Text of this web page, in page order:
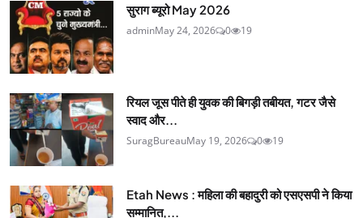
सुराग ब्यूरो May 2026
adminMay 24, 2026 0 19
रियल जूस पीते ही युवक की बिगड़ी तबीयत, गटर जैसे
स्वाद और...
SuragBureauMay 19, 2026 0 19
Etah News : महिला की बहादुरी को एसएसपी ने किया
सम्मानित,...